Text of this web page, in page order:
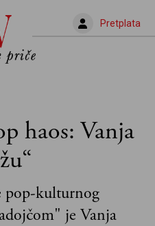
Pretplata
haos: Vanja
pop-kulturnog
je Vanja